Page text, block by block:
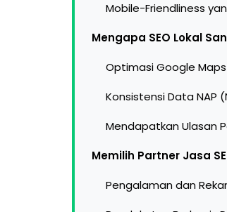
Mobile-Friendliness
Mengapa SEO Lokal
Optimasi Google
Konsistensi Data NAP
Mendapatkan Ulasan
Memilih Partner Jasa
Pengalaman dan